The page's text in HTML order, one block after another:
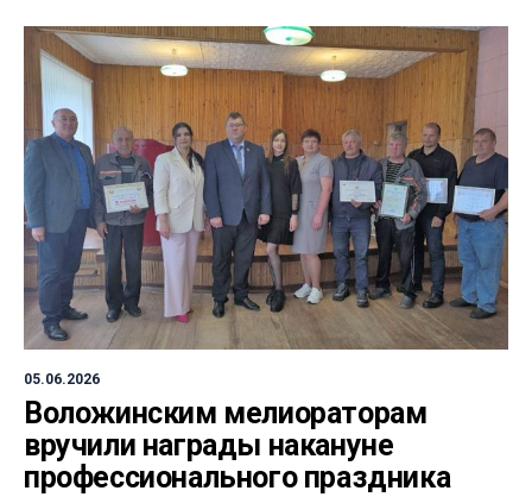
05.06.2026
Воложинским мелиораторам
вручили награды накануне
профессионального праздника